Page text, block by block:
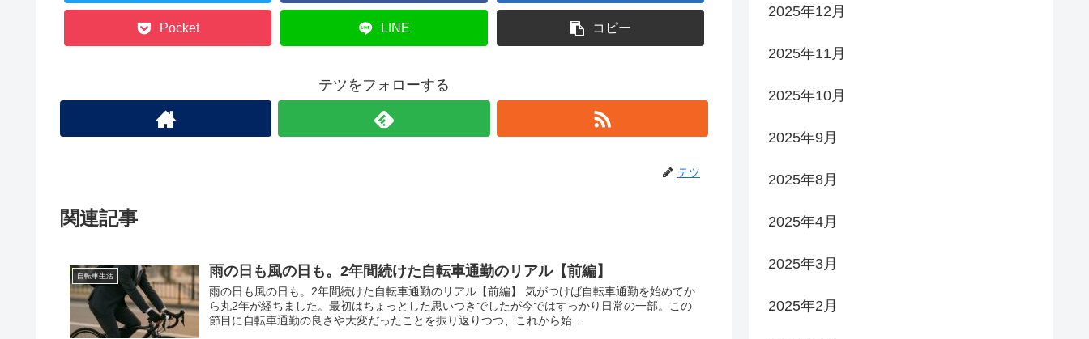
Pocket LINE コピー
テツをフォローする
テツ
関連記事
自転車生活 雨の日も風の日も。2年間続けた自転車通勤のリアル【前編】
雨の日も風の日も。2年間続けた自転車通勤のリアル【前編】 気がつけば自転車通勤を始めてか
ら丸2年が経ちました。最初はちょっとした思いつきでしたが今ではすっかり日常の一部。この
節目に自転車通勤の良さや大変だったことを振り返りつつ、これから始...
2025年12月
2025年11月
2025年10月
2025年9月
2025年8月
2025年4月
2025年3月
2025年2月